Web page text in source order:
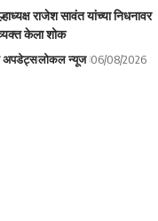
राजेश सावंत यांच्या निधनावर
केला शोक
अपडेट्सलोकल न्यूज 06/08/2026